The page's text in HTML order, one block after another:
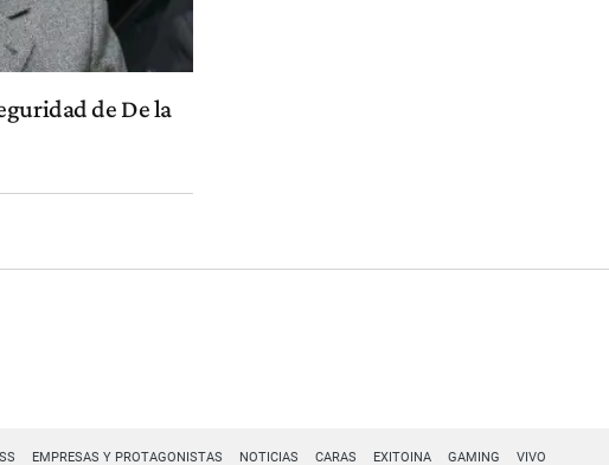
de De la
EMPRESAS Y PROTAGONISTAS NOTICIAS CARAS EXITOINA GAMING VIVO